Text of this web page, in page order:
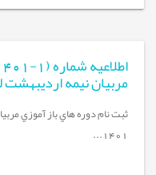
مربيان نيمه ارديبهشت
ثبت نام دوره هاي باز آموزي
1401...